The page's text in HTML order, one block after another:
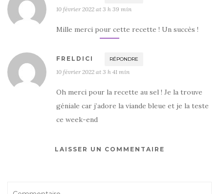
10 février 2022 at 3 h 39 min
Mille merci pour cette recette ! Un succès !
FRELDICI RÉPONDRE
10 février 2022 at 3 h 41 min
Oh merci pour la recette au sel ! Je la trouve
géniale car j’adore la viande bleue et je la teste
ce week-end
LAISSER UN COMMENTAIRE